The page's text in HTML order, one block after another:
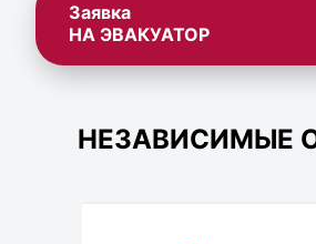
Заявка
НА ЭВАКУАТОР
НЕЗАВИСИМЫЕ